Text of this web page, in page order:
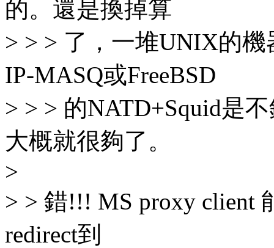
的。還是換掉算
> > > 了，一堆UNIX的
IP-MASQ或FreeBSD
> > > 的NATD+Squid是
大概就很夠了。
>
> > 錯!!! MS proxy client
redirect到